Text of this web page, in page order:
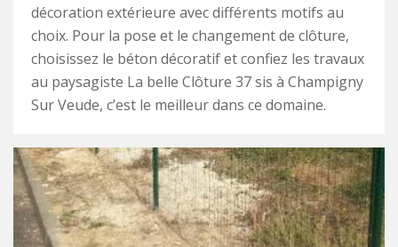
décoration extérieure avec différents motifs au
choix. Pour la pose et le changement de clôture,
choisissez le béton décoratif et confiez les travaux
au paysagiste La belle Clôture 37 sis à Champigny
Sur Veude, c’est le meilleur dans ce domaine.